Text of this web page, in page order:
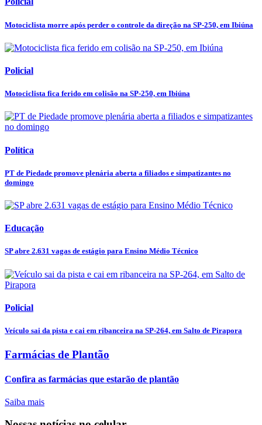
Motociclista morre após perder o controle da direção na SP-250, em Ibiúna
Policial
Motociclista fica ferido em colisão na SP-250, em Ibiúna
Política
PT de Piedade promove plenária aberta a filiados e simpatizantes no
domingo
Educação
SP abre 2.631 vagas de estágio para Ensino Médio Técnico
Policial
Veículo sai da pista e cai em ribanceira na SP-264, em Salto de Pirapora
Farmácias de Plantão
Confira as farmácias que estarão de plantão
Saiba mais